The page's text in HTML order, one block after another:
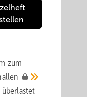
zum
über­lastet